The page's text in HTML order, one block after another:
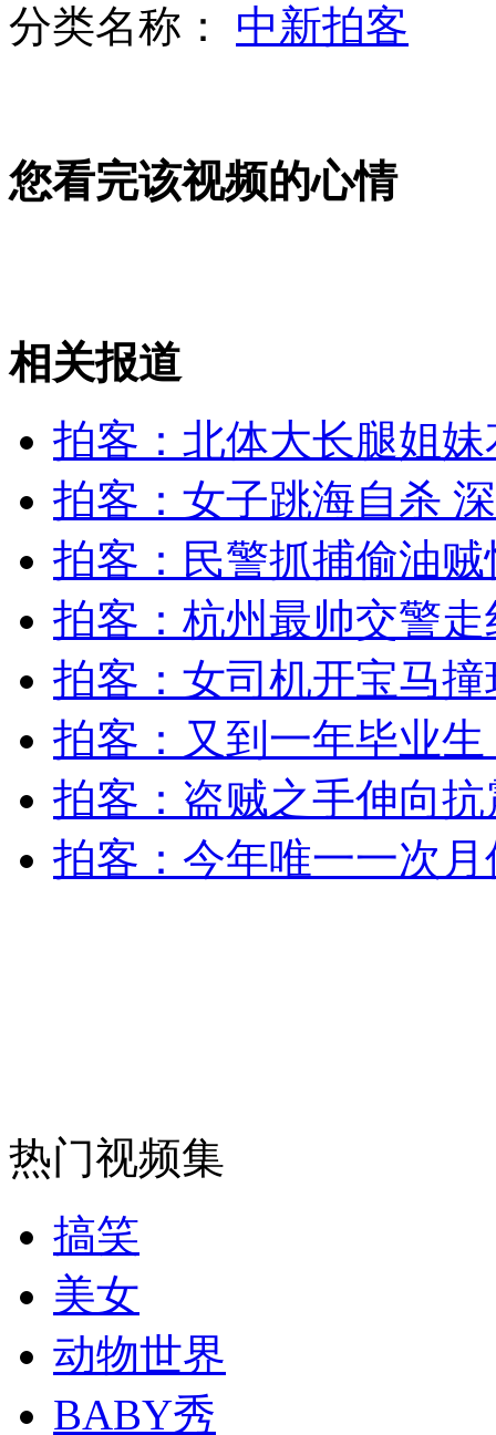
银行业十年间净利润增长近50倍
印度首都5岁女童男性公厕内遭性侵
山西运城恶犬咬伤多人 警民合力深夜将其击毙
无痛分娩是否安全 医生回应
外交部：反对强权政治霸凌主义
外交部：有关国家言论片面不公正
安徽一实载49人客车翻车
纽约上演“枕头大战”
司机酒驾遇交警 急速倒车逃窜
分类名称： 中新拍客
您看完该视频的心情
相关报道
拍客：北体大长腿姐
拍客：女子跳海自杀
拍客：民警抓捕偷油
拍客：杭州最帅交警
拍客：女司机开宝马
拍客：又到一年毕业
拍客：盗贼之手伸向
拍客：今年唯一一次
热门视频集
搞笑
美女
动物世界
BABY秀